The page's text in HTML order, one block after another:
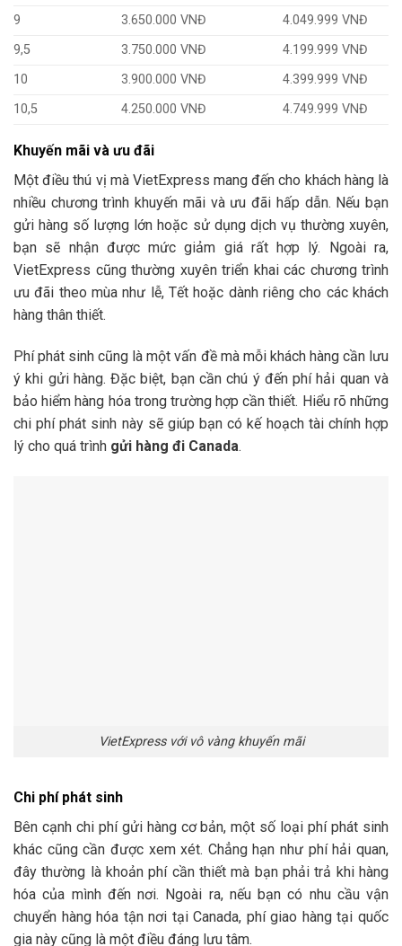
9
3.650.000 VNĐ
4.049.999 VNĐ
9,5
3.750.000 VNĐ
4.199.999 VNĐ
10
3.900.000 VNĐ
4.399.999 VNĐ
10,5
4.250.000 VNĐ 4.749.999 VNĐ
Khuyến mãi và ưu đãi
Một điều thú vị mà VietExpress mang đến cho khách hàng là
nhiều chương trình khuyến mãi và ưu đãi hấp dẫn. Nếu bạn
gửi hàng số lượng lớn hoặc sử dụng dịch vụ thường xuyên,
bạn sẽ nhận được mức giảm giá rất hợp lý. Ngoài ra,
VietExpress cũng thường xuyên triển khai các chương trình
ưu đãi theo mùa như lễ, Tết hoặc dành riêng cho các khách
hàng thân thiết.
Phí phát sinh cũng là một vấn đề mà mỗi khách hàng cần lưu
ý khi gửi hàng. Đặc biệt, bạn cần chú ý đến phí hải quan và
bảo hiểm hàng hóa trong trường hợp cần thiết. Hiểu rõ những
chi phí phát sinh này sẽ giúp bạn có kế hoạch tài chính hợp
lý cho quá trình gửi hàng đi Canada.
VietExpress với vô vàng khuyến mãi
Chi phí phát sinh
Bên cạnh chi phí gửi hàng cơ bản, một số loại phí phát sinh
khác cũng cần được xem xét. Chẳng hạn như phí hải quan,
đây thường là khoản phí cần thiết mà bạn phải trả khi hàng
hóa của mình đến nơi. Ngoài ra, nếu bạn có nhu cầu vận
chuyển hàng hóa tận nơi tại Canada, phí giao hàng tại quốc
gia này cũng là một điều đáng lưu tâm.